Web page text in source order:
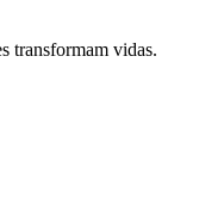
transformam vidas.